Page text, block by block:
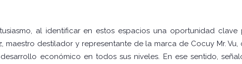
al identificar en estos espacios una oportunidad clave
maestro destilador y representante de la marca de Cocuy Mr.
económico en todos sus niveles. En ese sentido,